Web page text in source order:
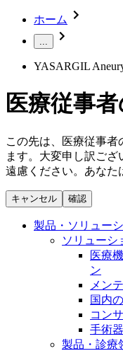
手術
縫合
創傷
ソリューション
製品・診療領域
膝関節の構造とそ
身体の中で最も
を支える、その
には、どのよう
キャリア（B. Braun
採用情報
ビー・ブラウン
けませんか？現
お問合せ
お問
取材
ニュースス
ニュ
医療
会社
私たちの責任
ニューススペース
ホーム
...
YASARGIL
医療従事
この先は、医療従事者
ます。大変申し訳ご
遠慮ください。あなた
キャンセル 確認
製品・ソリュー
ソリューシ
医療
ン
メン
国内
コン
手術
製品・診療